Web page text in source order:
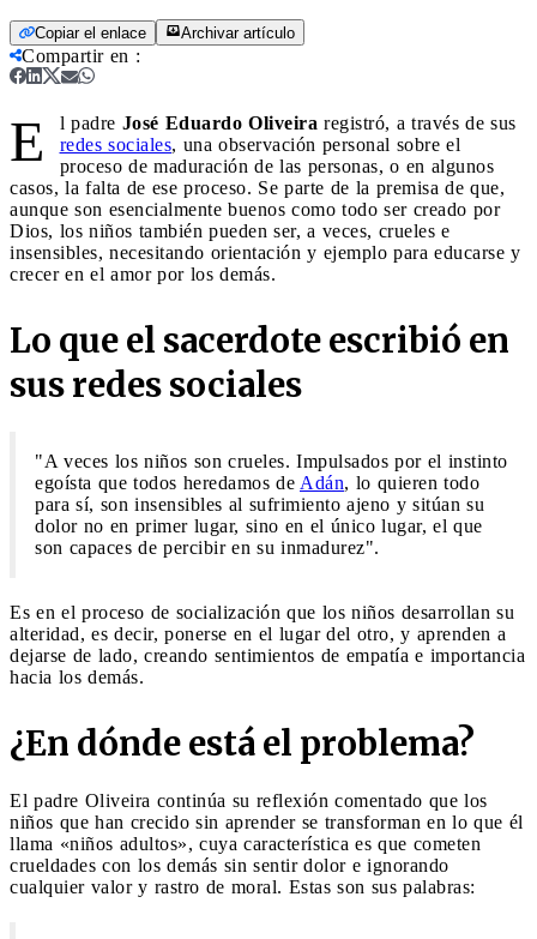
Copiar el enlace Archivar artículo
Compartir en :
E l padre José Eduardo Oliveira registró, a través de sus
redes sociales, una observación personal sobre el
proceso de maduración de las personas, o en algunos
casos, la falta de ese proceso. Se parte de la premisa de que,
aunque son esencialmente buenos como todo ser creado por
Dios, los niños también pueden ser, a veces, crueles e
insensibles, necesitando orientación y ejemplo para educarse y
crecer en el amor por los demás.
Lo que el sacerdote escribió en
sus redes sociales
"A veces los niños son crueles. Impulsados ​​por el instinto
egoísta que todos heredamos de Adán, lo quieren todo
para sí, son insensibles al sufrimiento ajeno y sitúan su
dolor no en primer lugar, sino en el único lugar, el que
son capaces de percibir en su inmadurez".
Es en el proceso de socialización que los niños desarrollan su
alteridad, es decir, ponerse en el lugar del otro, y aprenden a
dejarse de lado, creando sentimientos de empatía e importancia
hacia los demás.
¿En dónde está el problema?
El padre Oliveira continúa su reflexión comentado que los
niños que han crecido sin aprender se transforman en lo que él
llama «niños adultos», cuya característica es que cometen
crueldades con los demás sin sentir dolor e ignorando
cualquier valor y rastro de moral. Estas son sus palabras: